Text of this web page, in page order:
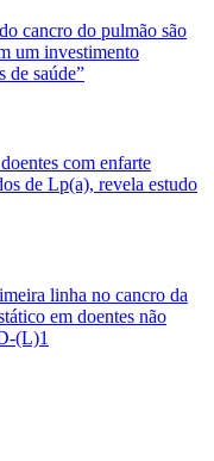
cancro do pulmão são
um investimento
de saúde”
com enfarte
de Lp(a), revela estudo
linha no cancro da
em doentes não
(L)1